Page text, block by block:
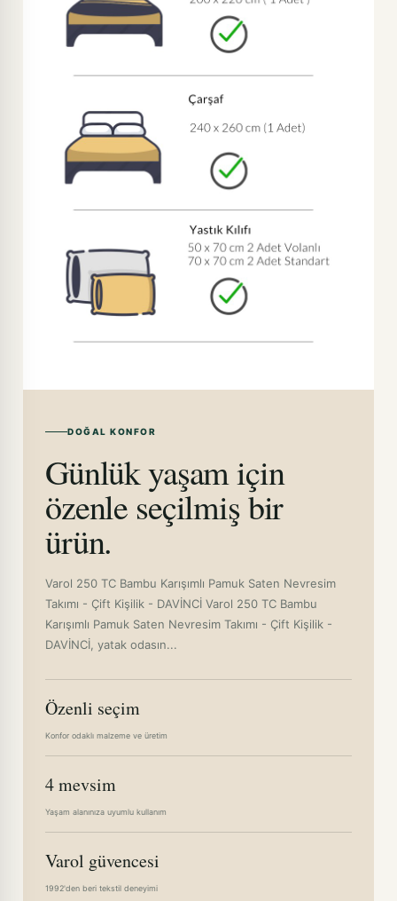
DOĞAL KONFOR
Günlük yaşam için
özenle seçilmiş bir
ürün.
Varol 250 TC Bambu Karışımlı Pamuk Saten Nevresim
Takımı - Çift Kişilik - DAVİNCİ Varol 250 TC Bambu
Karışımlı Pamuk Saten Nevresim Takımı - Çift Kişilik -
DAVİNCİ, yatak odasın...
Özenli seçim
Konfor odaklı malzeme ve üretim
4 mevsim
Yaşam alanınıza uyumlu kullanım
Varol güvencesi
1992'den beri tekstil deneyimi